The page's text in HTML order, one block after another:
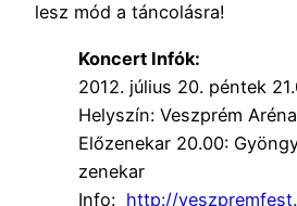
lesz mód a táncolásra!
Koncert Infók:
2012. július 20. péntek
Helyszín: Veszprém Aréna
Előzenekar 20.00:
zenekar
Info: http://